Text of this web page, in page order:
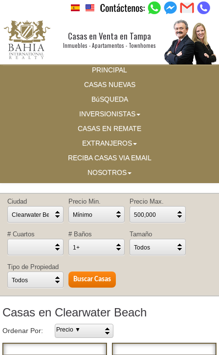
Casas en Venta en Tampa
Inmuebles - Apartamentos - Townhomes
PRINCIPAL
CASAS NUEVAS
BúSQUEDA
INVERSIONISTAS
CASAS EN REMATE
EXTRANJEROS
RECIBA CASAS VIA EMAIL
NOSOTROS
Ciudad
Clearwater Beach
Precio Min.
Mínimo
Precio Max.
500,000
# Cuartos # Baños
1+
Tamaño
Todos
Tipo de Propiedad
Todos
Casas en Clearwater Beach
Ordenar Por: Precio ▼